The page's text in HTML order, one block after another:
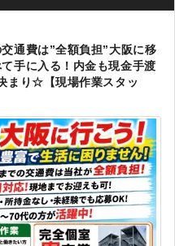
通費は”全額負担”大阪に移
手に入る！内金も現金手渡
まり☆【現場作業スタッ